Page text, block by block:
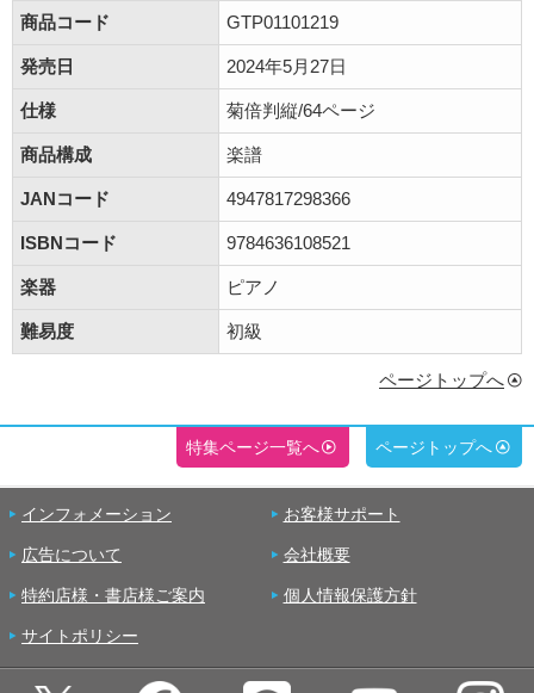
商品コード
GTP01101219
発売日 2024年5月27日
仕様 菊倍判縦/64ページ
商品構成 楽譜
JANコード 4947817298366
ISBNコード 9784636108521
楽器 ピアノ
難易度 初級
ページトップへ
特集ページ一覧へ ページトップへ
インフォメーション お客様サポート
広告について 会社概要
特約店様・書店様ご案内 個人情報保護方針
サイトポリシー